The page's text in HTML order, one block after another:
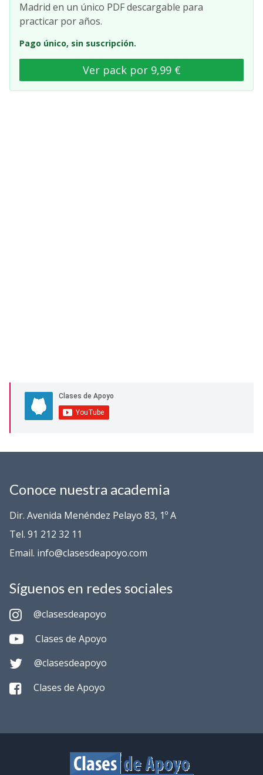
Madrid en un único PDF descargable para
practicar por años.
Pago único, sin suscripción.
Ver pack por 9,99 €
Conoce nuestra academia
Dir. Avenida Menéndez Pelayo 83, 1º A
Tel. 91 212 32 11
Email. info@clasesdeapoyo.com
Síguenos en redes sociales
@clasesdeapoyo
Clases de Apoyo
@clasesdeapoyo
Clases de Apoyo